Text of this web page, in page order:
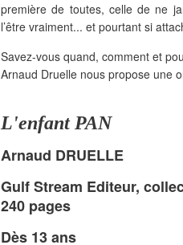
première de toutes, celle de ne
l’être vraiment... et pourtant si
Savez-vous quand, comment et
Arnaud Druelle nous propose une
L'enfant PAN
Arnaud DRUELLE
Gulf Stream Editeur,
240 pages
Dès 13 ans